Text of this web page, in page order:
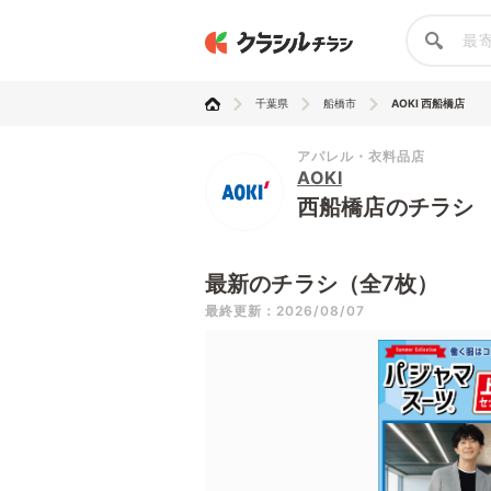
千葉県 船橋市 AOKI 西船橋店
アパレル・衣料品店
AOKI
西船橋店のチラシ
最新のチラシ（全7枚）
最終更新：2026/08/07